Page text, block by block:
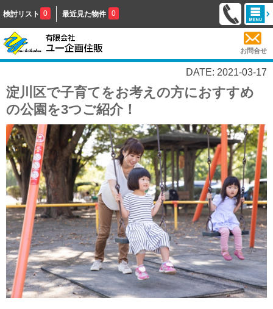
検討リスト 0 最近見た物件 0
お問合せ
DATE: 2021-03-17
淀川区で子育てをお考えの方におすすめ
の公園を3つご紹介！